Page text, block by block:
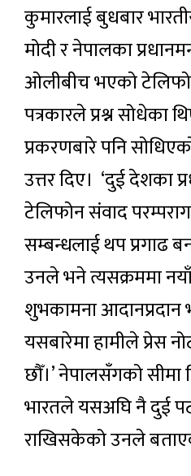
कुमारलाई बुधबार भारतीय
मोदी र नेपालका
ओलीबीच भएको टेलिफोन
पत्रकारले प्रश्न सोधेका
प्रकरणबारे पनि
उत्तर दिए। ‘दुई देशका
टेलिफोन संवाद
सम्बन्धलाई थप प्रगाढ
उनले भने त्यसक्रममा
शुभकामना आदानप्रदान
यसबारेमा हामीले प्रेस
छौँ।’ नेपालसँगको सीमा
भारतले यसअघि नै दुई
राखिसकेको उनले